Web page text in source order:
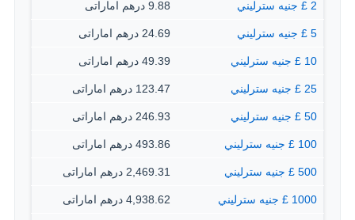
2 £ جنيه سترليني 9.88 درهم اماراتى
5 £ جنيه سترليني 24.69 درهم اماراتى
10 £ جنيه سترليني 49.39 درهم اماراتى
25 £ جنيه سترليني 123.47 درهم اماراتى
50 £ جنيه سترليني 246.93 درهم اماراتى
100 £ جنيه سترليني 493.86 درهم اماراتى
500 £ جنيه سترليني 2,469.31 درهم اماراتى
1000 £ جنيه سترليني 4,938.62 درهم اماراتى